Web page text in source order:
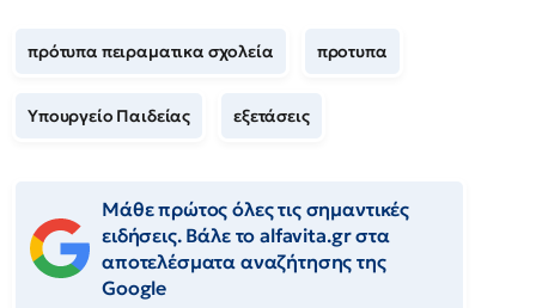
πρότυπα πειραματικα σχολεία προτυπα
Υπουργείο Παιδείας εξετάσεις
Μάθε πρώτος όλες τις σημαντικές
ειδήσεις. Βάλε το alfavita.gr στα
αποτελέσματα αναζήτησης της
Google